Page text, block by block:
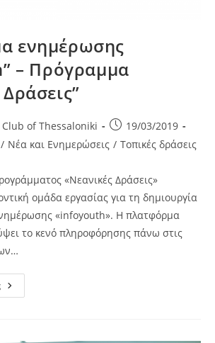
ενημέρωσης
– Πρόγραμμα
Club of Thessaloniki
Post
published:
19/03/2019
/ Νέα και Ενημερώσεις / Τοπικές δράσεις
«Νεανικές Δράσεις»
ομάδα εργασίας για τη δημιουργία
«infoyouth». Η πλατφόρμα
το κενό πληροφόρησης πάνω στις
Πλατφόρμα
Ενημέρωσης